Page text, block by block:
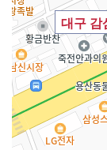
대구 감